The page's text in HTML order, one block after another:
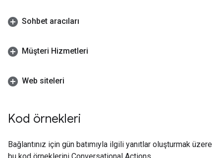
Sohbet aracıları
Müşteri Hizmetleri
Web siteleri
Kod örnekleri
Bağlantınız için gün batımıyla ilgili yanıtlar oluşturmak üzere